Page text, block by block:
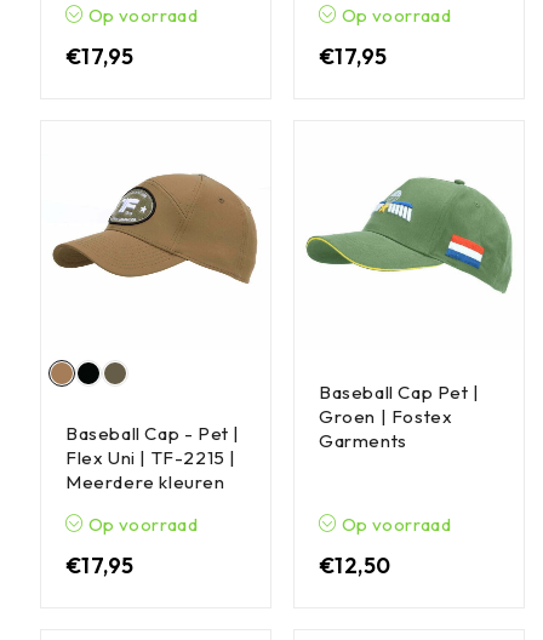
Op voorraad
€17,95
Op voorraad
€17,95
Baseball Cap - Pet |
Flex Uni | TF-2215 |
Meerdere kleuren
Op voorraad
€17,95
Baseball Cap Pet |
Groen | Fostex
Garments
Op voorraad
€12,50